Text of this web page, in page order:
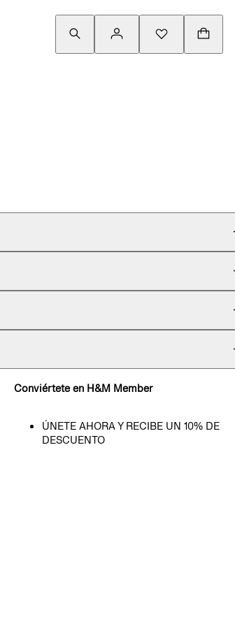
Conviértete en H&M Member
ÚNETE AHORA Y RECIBE UN 10% DE
DESCUENTO